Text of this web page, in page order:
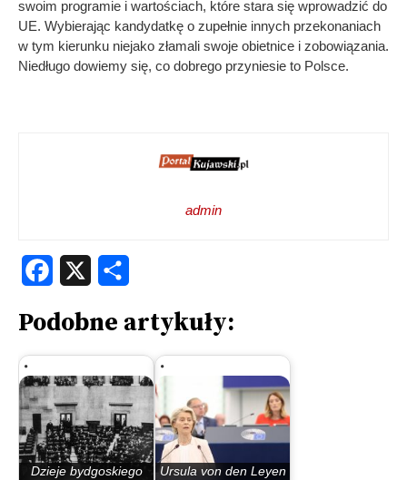
swoim programie i wartościach, które stara się wprowadzić do
UE. Wybierając kandydatkę o zupełnie innych przekonaniach
w tym kierunku niejako złamali swoje obietnice i zobowiązania.
Niedługo dowiemy się, co dobrego przyniesie to Polsce.
admin
Facebook
Podobne artykuły:
Dzieje bydgoskiego
Ursula von den Leyen